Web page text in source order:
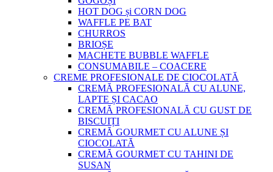
HOT DOG și CORN DOG
WAFFLE PE BAT
CHURROS
BRIOȘE
MACHETE BUBBLE WAFFLE
CONSUMABILE – COACERE
CREME PROFESIONALE DE CIOCOLATĂ
CREMĂ PROFESIONALĂ CU ALUNE,
LAPTE ȘI CACAO
CREMĂ PROFESIONALĂ CU GUST DE
BISCUIȚI
CREMĂ GOURMET CU ALUNE ȘI
CIOCOLATĂ
CREMĂ GOURMET CU TAHINI DE
SUSAN